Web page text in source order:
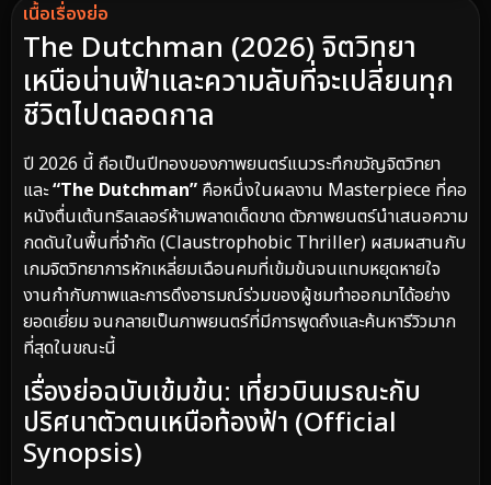
เนื้อเรื่องย่อ
The Dutchman (2026) จิตวิทยา
เหนือน่านฟ้าและความลับที่จะเปลี่ยนทุก
ชีวิตไปตลอดกาล
ปี 2026 นี้ ถือเป็นปีทองของภาพยนตร์แนวระทึกขวัญจิตวิทยา
และ“The Dutchman” คือหนึ่งในผลงาน Masterpiece ที่คอ
หนังตื่นเต้นทริลเลอร์ห้ามพลาดเด็ดขาด ตัวภาพยนตร์นำเสนอความ
กดดันในพื้นที่จำกัด (Claustrophobic Thriller) ผสมผสานกับ
เกมจิตวิทยาการหักเหลี่ยมเฉือนคมที่เข้มข้นจนแทบหยุดหายใจ
งานกำกับภาพและการดึงอารมณ์ร่วมของผู้ชมทำออกมาได้อย่าง
ยอดเยี่ยม จนกลายเป็นภาพยนตร์ที่มีการพูดถึงและค้นหารีวิวมาก
ที่สุดในขณะนี้
เรื่องย่อฉบับเข้มข้น: เที่ยวบินมรณะกับ
ปริศนาตัวตนเหนือท้องฟ้า (Official
Synopsis)